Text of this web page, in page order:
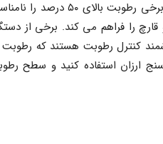
به نقل از بعضی از منابع رطوبت بالای ۷۰ درصد
را فراهم می کند. برخی از
کنترل رطوبت هستند که
ارزان استفاده کنید و سطح